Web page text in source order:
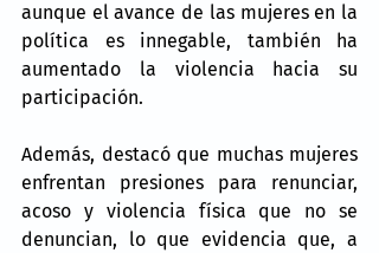
aunque el avance de las mujeres en la
política es innegable, también ha
aumentado la violencia hacia su
participación.
Además, destacó que muchas mujeres
enfrentan presiones para renunciar,
acoso y violencia física que no se
denuncian, lo que evidencia que, a